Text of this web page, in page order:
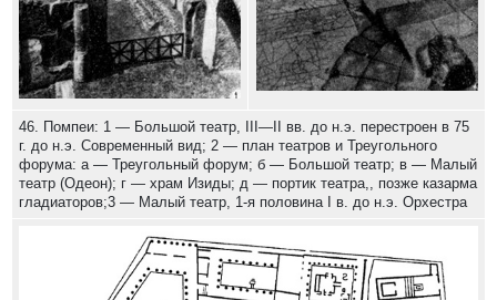
46. Помпеи: 1 — Большой театр, III—II вв. до н.э. перестроен в 75
г. до н.э. Современный вид; 2 — план театров и Треугольного
форума: а — Треугольный форум; б — Большой театр; в — Малый
театр (Одеон); г — храм Изиды; д — портик театра,, позже казарма
гладиаторов;3 — Малый театр, 1-я половина I в. до н.э. Орхестра